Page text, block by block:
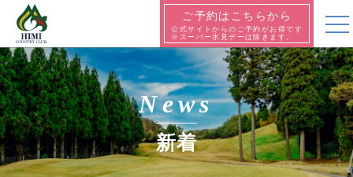
ご予約はこちらから
公式サイトからのご予約がお得です
※スーパー氷見デーは除きます。
News
新着